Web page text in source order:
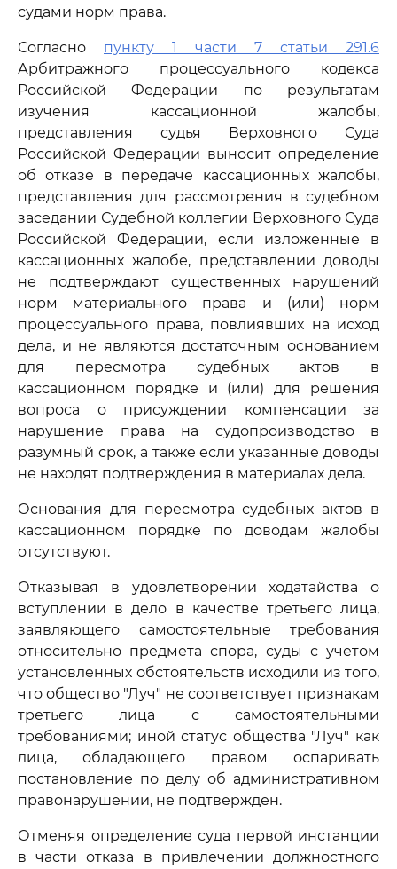
судами норм права.
Согласно пункту 1 части 7 статьи 291.6
Арбитражного процессуального кодекса
Российской Федерации по результатам
изучения кассационной жалобы,
представления судья Верховного Суда
Российской Федерации выносит определение
об отказе в передаче кассационных жалобы,
представления для рассмотрения в судебном
заседании Судебной коллегии Верховного Суда
Российской Федерации, если изложенные в
кассационных жалобе, представлении доводы
не подтверждают существенных нарушений
норм материального права и (или) норм
процессуального права, повлиявших на исход
дела, и не являются достаточным основанием
для пересмотра судебных актов в
кассационном порядке и (или) для решения
вопроса о присуждении компенсации за
нарушение права на судопроизводство в
разумный срок, а также если указанные доводы
не находят подтверждения в материалах дела.
Основания для пересмотра судебных актов в
кассационном порядке по доводам жалобы
отсутствуют.
Отказывая в удовлетворении ходатайства о
вступлении в дело в качестве третьего лица,
заявляющего самостоятельные требования
относительно предмета спора, суды с учетом
установленных обстоятельств исходили из того,
что общество "Луч" не соответствует признакам
третьего лица с самостоятельными
требованиями; иной статус общества "Луч" как
лица, обладающего правом оспаривать
постановление по делу об административном
правонарушении, не подтвержден.
Отменяя определение суда первой инстанции
в части отказа в привлечении должностного